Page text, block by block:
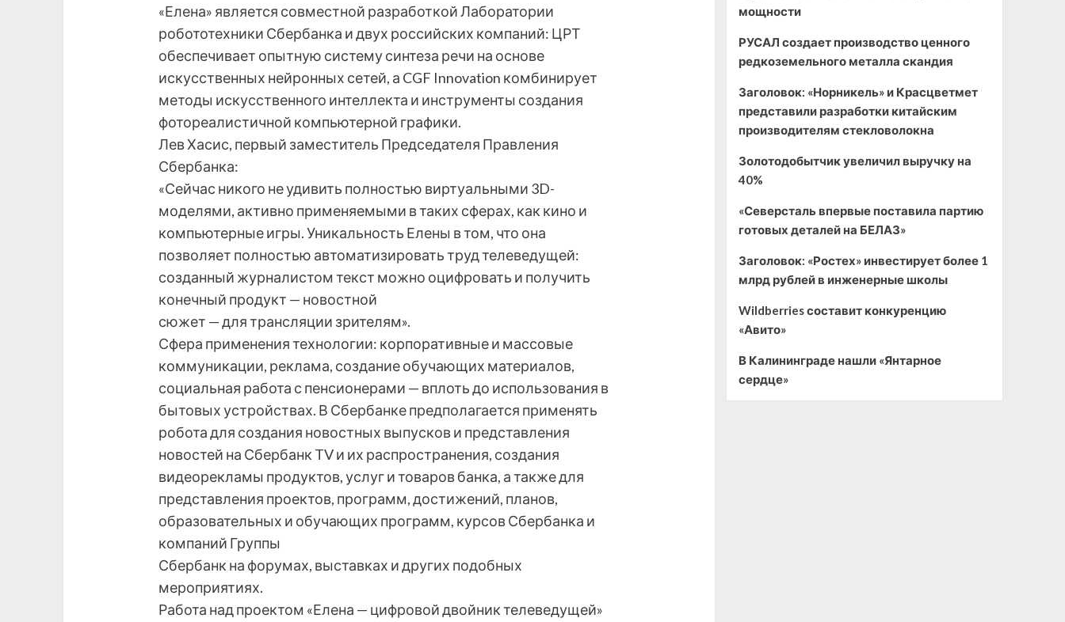
«Елена» является совместной разработкой Лаборатории
робототехники Сбербанка и двух российских компаний: ЦРТ
обеспечивает опытную систему синтеза речи на основе
искусственных нейронных сетей, а CGF Innovation комбинирует
методы искусственного интеллекта и инструменты создания
фотореалистичной компьютерной графики.
Лев Хасис, первый заместитель Председателя Правления
Сбербанка:
«Сейчас никого не удивить полностью виртуальными 3D-
моделями, активно применяемыми в таких сферах, как кино и
компьютерные игры. Уникальность Елены в том, что она
позволяет полностью автоматизировать труд телеведущей:
созданный журналистом текст можно оцифровать и получить
конечный продукт — новостной
сюжет — для трансляции зрителям».
Сфера применения технологии: корпоративные и массовые
коммуникации, реклама, создание обучающих материалов,
социальная работа с пенсионерами — вплоть до использования в
бытовых устройствах. В Сбербанке предполагается применять
робота для создания новостных выпусков и представления
новостей на Сбербанк TV и их распространения, создания
видеорекламы продуктов, услуг и товаров банка, а также для
представления проектов, программ, достижений, планов,
образовательных и обучающих программ, курсов Сбербанка и
компаний Группы
Сбербанк на форумах, выставках и других подобных
мероприятиях.
Работа над проектом «Елена — цифровой двойник телеведущей»
мощности
РУСАЛ создает производство ценного
редкоземельного металла скандия
Заголовок: «Норникель» и Красцветмет
представили разработки китайским
производителям стекловолокна
Золотодобытчик увеличил выручку на
40%
«Северсталь впервые поставила партию
готовых деталей на БЕЛАЗ»
Заголовок: «Ростех» инвестирует более 1
млрд рублей в инженерные школы
Wildberries составит конкуренцию
«Авито»
В Калининграде нашли «Янтарное
сердце»